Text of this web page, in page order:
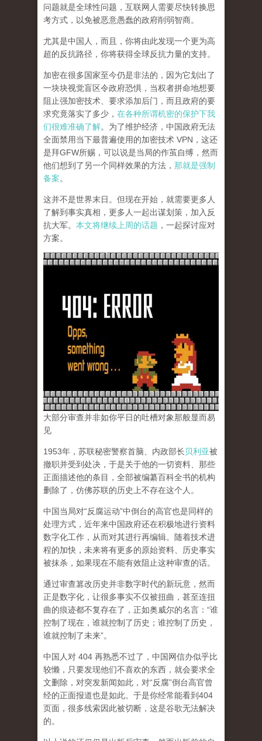
问题就是全球性问题，互联网人需要尽快转换思
考方式，以免被恶意愚蠢的政府削弱智商。
尤其是中国人，而且，你将由此发现一个更为高
超的反抗路径，你将获得全球反抗力量的支持。
加密在很多国家至今仍是非法的，因为它划出了
一块块视觉盲区令政府恐惧，当权者拼命地想要
阻止强加密技术、要求添加后门，而且政府的要
求究竟落实了多少， 在各种所谓机密的保护下我
们很难准确了解。为了维护经济，中国政府无法
全面禁用当下最普遍使用的加密技术 VPN，这还
是拜GFW所赐，可以说是当局的作茧自缚，然而
他们想到了另一个同样效果的方法， 那就是强制
备案。
这并不是世界末日。但现在开始，就需要更多人
了解到事实真相，更多人一起出谋划策，加入反
抗大军。 本文将继续上周的话题 ，一起探讨应对
方案。
大部分审查并非如你平日的吐槽对象那般显而易
见
1953年，苏联秘密警察首脑、内政部长贝利亚被
撤职并受到处决，于是关于他的一切资料、那些
正面描述他的条目，全部被编纂百科全书的机构
删除了，仿佛苏联的历史上不存在这个人。
中国当局对“反腐运动”中倒台的高官也是同样的
处理方式，近年来中国政府还在积极地进行资料
数字化工作，从而对其进行再编辑。随着技术进
程的加快，未来将有更多的原始资料、历史事实
被抹杀，如果现在不能有效阻止这种审查的话。
通过审查篡改历史并非数字时代的新玩意，然而
正是数字化，让很多事实不仅被扭曲，甚至连扭
曲的痕迹都不复存在了，正如奥威尔的名言：“谁
控制了现在，谁就控制了历史；谁控制了历史，
谁就控制了未来”。
中国人对 404 再熟悉不过了，中国网信办似乎比
较懒，只要发现他们不喜欢的东西，就会要求全
文删除，对突发新闻如此，对“反腐”倒台高官曾
经的正面报道也是如此。于是你经常能看到404
页面， 很多线索因此被切断，这是谷歌无法解决
的。